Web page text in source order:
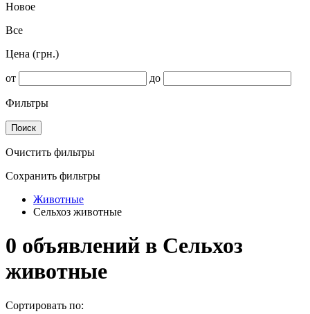
Новое
Все
Цена (грн.)
от до
Фильтры
Поиск
Очистить фильтры
Сохранить фильтры
Животные
Сельхоз животные
0 объявлений в Сельхоз
животные
Сортировать по: